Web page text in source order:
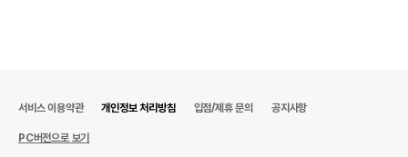
서비스 이용약관 개인정보 처리방침 입점/제휴 문의 공지사항
PC버전으로 보기